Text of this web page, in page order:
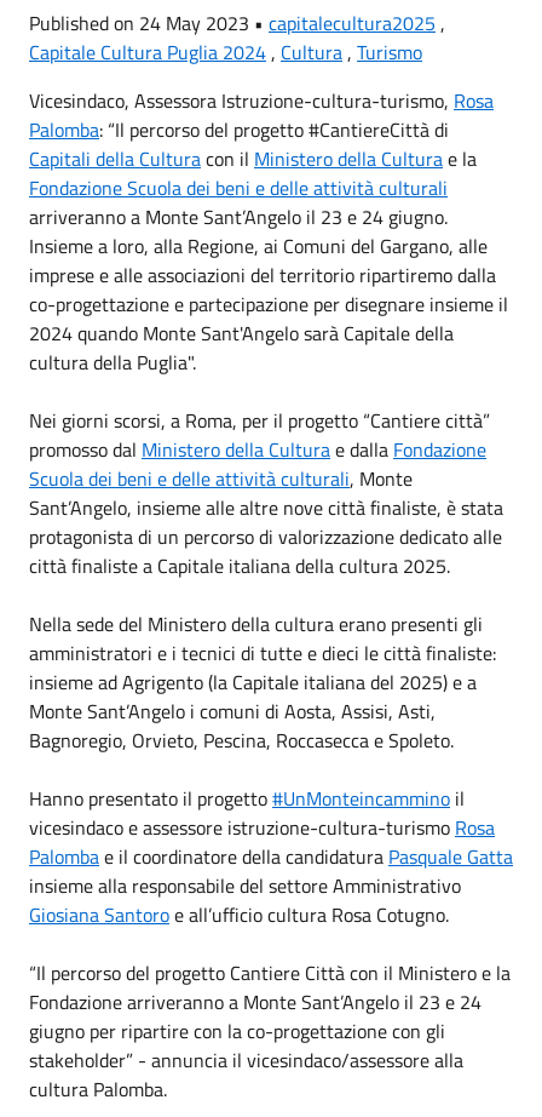
Published on 24 May 2023 • capitalecultura2025 ,
Capitale Cultura Puglia 2024, Cultura, Turismo
Vicesindaco, Assessora Istruzione-cultura-turismo, Rosa
Palomba: “Il percorso del progetto #CantiereCittà di
Capitali della Culturacon il Ministero della Culturae la
Fondazione Scuola dei beni e delle attività culturali
arriveranno a Monte Sant’Angelo il 23 e 24 giugno.
Insieme a loro, alla Regione, ai Comuni del Gargano, alle
imprese e alle associazioni del territorio ripartiremo dalla
co-progettazione e partecipazione per disegnare insieme il
2024 quando Monte Sant'Angelo sarà Capitale della
cultura della Puglia".
Nei giorni scorsi, a Roma, per il progetto “Cantiere città”
promosso dal Ministero della Culturae dalla Fondazione
Scuola dei beni e delle attività culturali, Monte
Sant’Angelo, insieme alle altre nove città finaliste, è stata
protagonista di un percorso di valorizzazione dedicato alle
città finaliste a Capitale italiana della cultura 2025.
Nella sede del Ministero della cultura erano presenti gli
amministratori e i tecnici di tutte e dieci le città finaliste:
insieme ad Agrigento (la Capitale italiana del 2025) e a
Monte Sant’Angelo i comuni di Aosta, Assisi, Asti,
Bagnoregio, Orvieto, Pescina, Roccasecca e Spoleto.
Hanno presentato il progetto#UnMonteincammino il
vicesindaco e assessore istruzione-cultura-turismo Rosa
Palombae il coordinatore della candidatura Pasquale Gatta
insieme alla responsabile del settore Amministrativo
Giosiana Santoroe all’ufficio cultura Rosa Cotugno.
“Il percorso del progetto Cantiere Città con il Ministero e la
Fondazione arriveranno a Monte Sant’Angelo il 23 e 24
giugno per ripartire con la co-progettazione con gli
stakeholder” - annuncia il vicesindaco/assessore alla
cultura Palomba.